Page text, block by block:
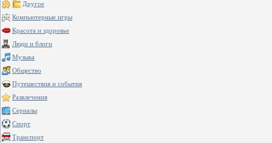
Другое
Компьютерные игры
Красота и здоровье
Люди и блоги
Музыка
Общество
Путешествия и события
Развлечения
Сериалы
Спорт
Транспорт